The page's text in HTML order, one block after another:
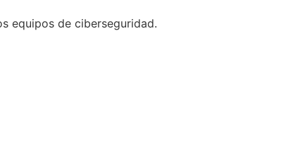
equipos de ciberseguridad.